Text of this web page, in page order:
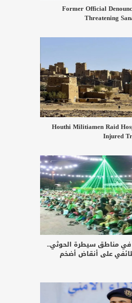
Former Official
Threatening
Houthi Militiamen Raid
Injured
في مناطق سيطرة الحوثي..
على أنقاض أضخم